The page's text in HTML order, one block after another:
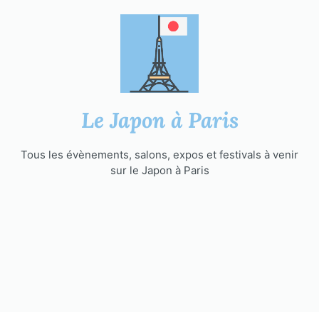
Le Japon à Paris
Tous les évènements, salons, expos et festivals à venir
sur le Japon à Paris